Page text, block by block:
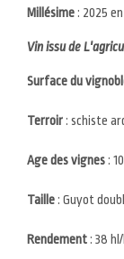
Millésime: 2025
Vin issu de
Surface du
Terroir: schiste
Age des vignes:
Taille: Guyot
Rendement: 38